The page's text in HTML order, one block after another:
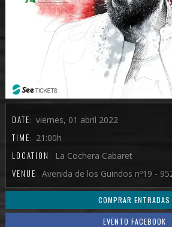
DATE: viernes, 01 abril 2022
TIME: 21:00h
LOCATION: La Cochera Cabaret
VENUE: Avenida de los Guindos nº19 -
COMPRAR ENTRADAS
EVENTO FACEBOOK